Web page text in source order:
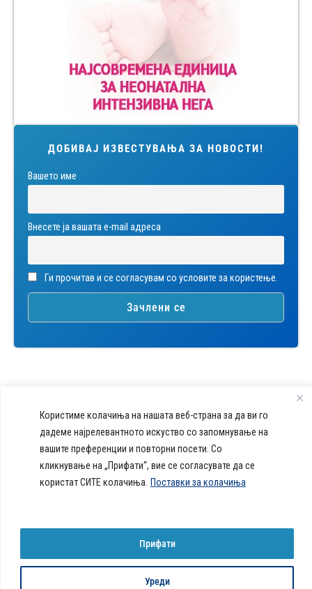
Користиме колачиња на нашата веб-страна за да ви го
дадеме најрелевантното искуство со запомнување на
вашите преференции и повторни посети. Со
кликнување на „Прифати“, вие се согласувате да се
користат СИТЕ колачиња. Поставки за колачиња
Уреди
Прифати
ДОБИВАЈ ИЗВЕСТУВАЊА ЗА НОВОСТИ!
Вашето име
Внесете ја вашата е-mail адреса
Ги прочитав и се согласувам со условите за користење.
Daily Dose Of Health -
Здравствен блог со совети за
здравје и ќе ви даде совети
за здрав живот.
callcenter@acibademsistina.mk
+ 389 2 30 99 500
Ул. Скупи 5А Скопје
животот се
Политика за колачиња на веб-страница